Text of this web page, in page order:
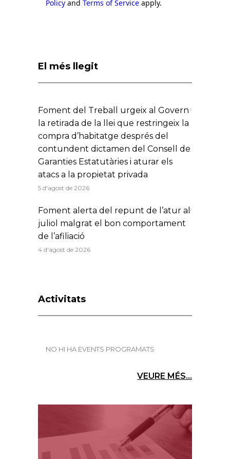
Policy and Terms of Service apply.
El més llegit
Foment del Treball urgeix al Govern
la retirada de la llei que restringeix la
compra d’habitatge després del
contundent dictamen del Consell de
Garanties Estatutàries i aturar els
atacs a la propietat privada
5 d'agost de 2026
Foment alerta del repunt de l’atur al
juliol malgrat el bon comportament
de l’afiliació
4 d'agost de 2026
Activitats
NO HI HA EVENTS PROGRAMATS
VEURE MÉS...